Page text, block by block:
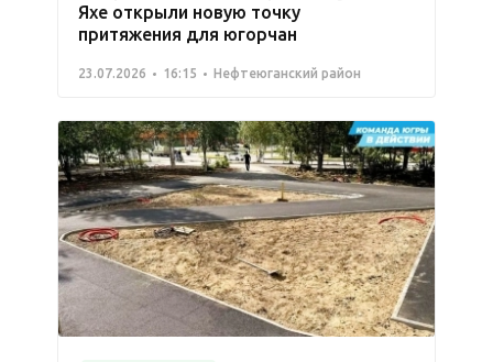
Яхе открыли новую точку
притяжения для югорчан
23.07.2026 16:15 Нефтеюганский район